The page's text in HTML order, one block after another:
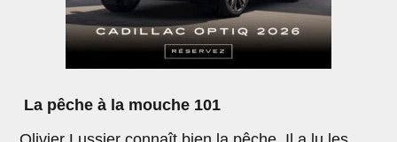
La pêche à la mouche 101